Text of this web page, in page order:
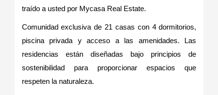
traído a usted por Mycasa Real Estate.
Comunidad exclusiva de 21 casas con 4 dormitorios,
piscina privada y acceso a las amenidades. Las
residencias están diseñadas bajo principios de
sostenibilidad para proporcionar espacios que
respeten la naturaleza.